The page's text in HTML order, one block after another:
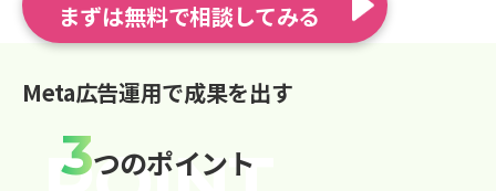
まずは無料で相談してみる
Meta広告運用で成果を出す
3つのポイント